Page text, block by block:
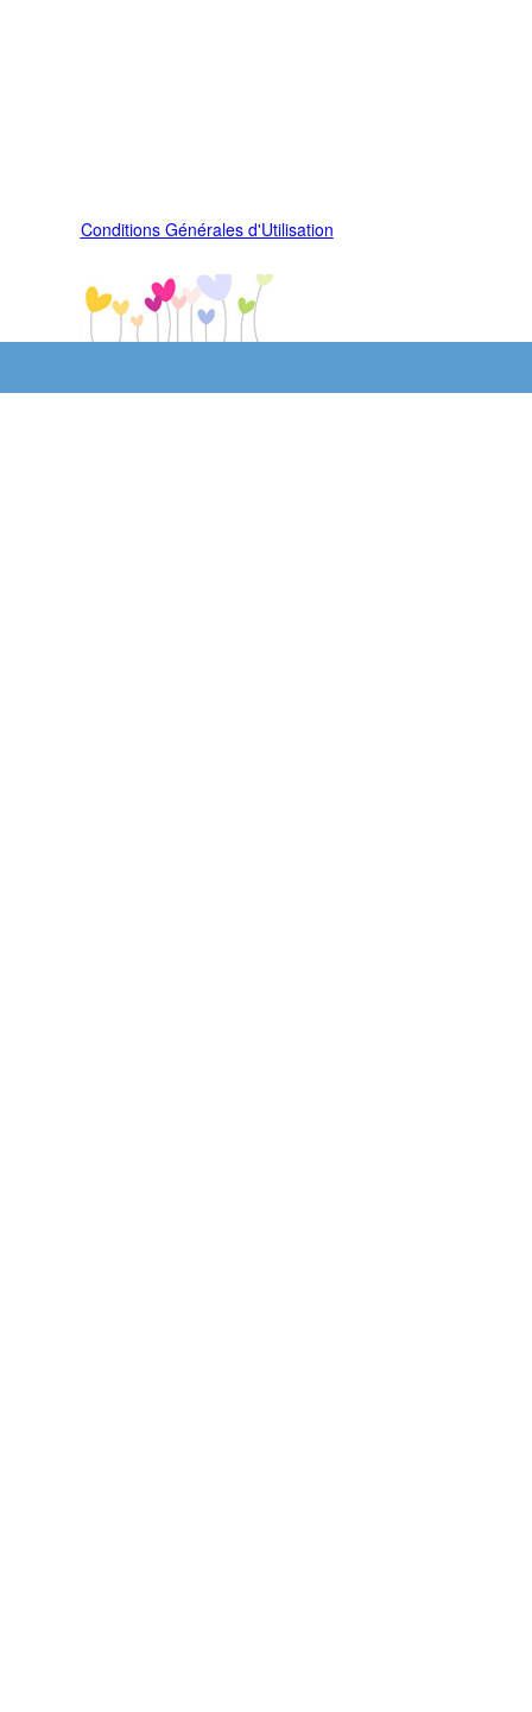
Conditions Générales d'Utilisation